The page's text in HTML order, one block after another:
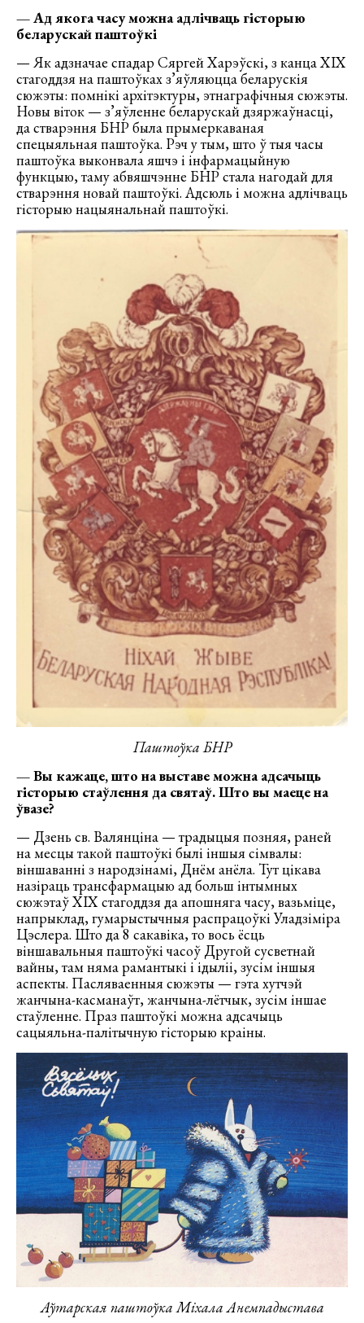
— Ад якога часу можна адлічваць гісторыю
беларускай паштоўкі
— Як адзначае спадар Сяргей Харэўскі, з канца ХІХ
стагоддзя на паштоўках з’яўляюцца беларускія
сюжэты: помнікі архітэктуры, этнаграфічныя сюжэты.
Новы віток — з’яўленне беларускай дзяржаўнасці,
да стварэння БНР была прымеркаваная
спецыяльная паштоўка. Рэч у тым, што ў тыя часы
паштоўка выконвала яшчэ і інфармацыйную
функцыю, таму абвяшчэнне БНР стала нагодай для
стварэння новай паштоўкі. Адсюль і можна адлічваць
гісторыю нацыянальнай паштоўкі.
Паштоўка БНР
— Вы кажаце, што на выставе можна адсачыць
гісторыю стаўлення да святаў. Што вы маеце на
ўвазе?
— Дзень св. Валянціна — традыцыя позняя, раней
на месцы такой паштоўкі былі іншыя сімвалы:
віншаванні з народзінамі, Днём анёла. Тут цікава
назіраць трансфармацыю ад больш інтымных
сюжэтаў ХІХ стагоддзя да апошняга часу, вазьміце,
напрыклад, гумарыстычныя распрацоўкі Уладзіміра
Цэслера. Што да 8 сакавіка, то вось ёсць
віншавальныя паштоўкі часоў Другой сусветнай
вайны, там няма рамантыкі і ідыліі, зусім іншыя
аспекты. Пасляваенныя сюжэты — гэта хутчэй
жанчына-касманаўт, жанчына-лётчык, зусім іншае
стаўленне. Праз паштоўкі можна адсачыць
сацыяльна-палітычную гісторыю краіны.
Аўтарская паштоўка Міхала Анемпадыстава